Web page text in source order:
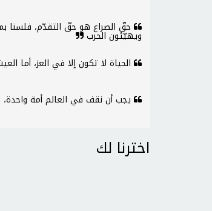
حقّ الصراع هو حقّ التقدّم، فلسنا
ويهيّئون الحرب
الحياة لا تكون إلا في العز، أما
يجب أن نقف في العالم أمة واحدة،
اخترنا لك